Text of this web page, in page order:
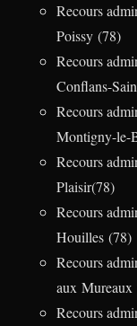
Recours
Poissy (78)
Recours
Conflans-
Recours
Montigny-le-
Recours
Plaisir(78)
Recours
Houilles (78)
Recours
aux Mureaux
Recours